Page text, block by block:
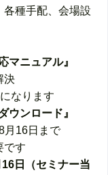
種手配、会場設
マニュアル』
決
なります
ウンロード』
月16日まで
です
日（セミナー当